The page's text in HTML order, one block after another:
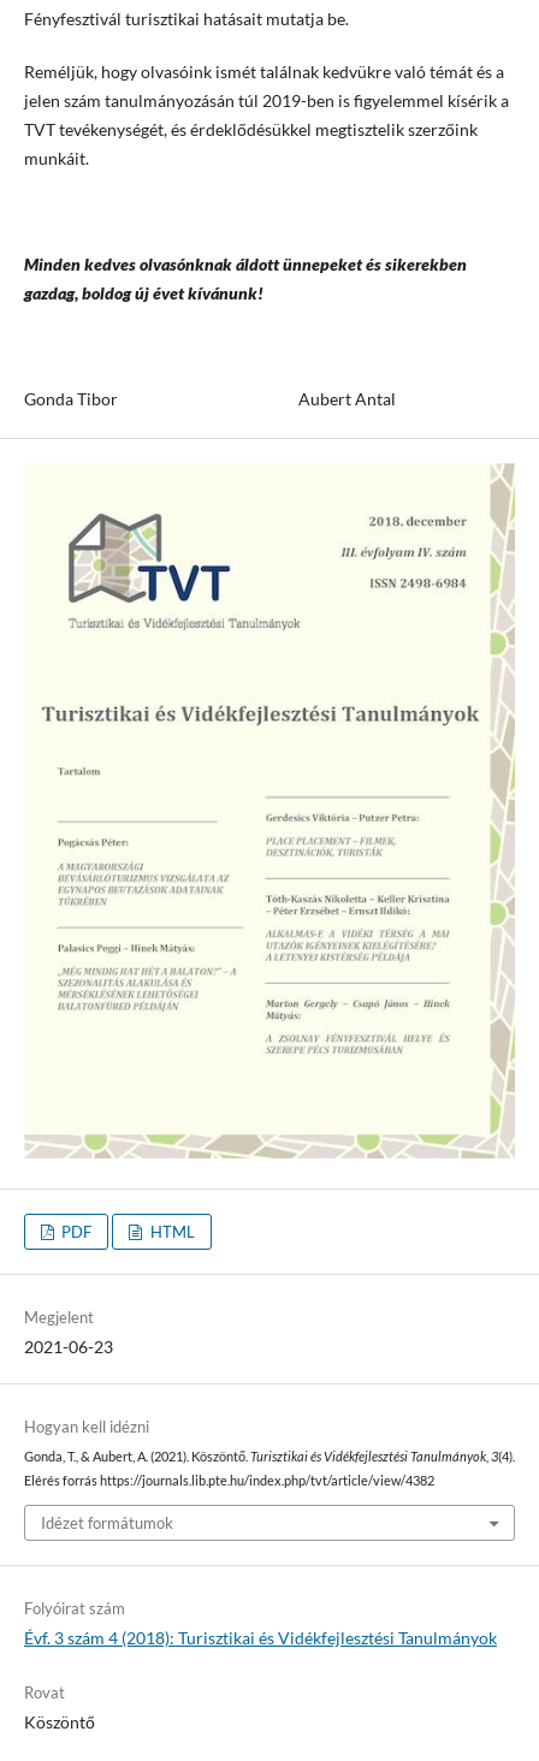
Fényfesztivál turisztikai hatásait mutatja be.
Reméljük, hogy olvasóink ismét találnak kedvükre való témát és a
jelen szám tanulmányozásán túl 2019-ben is figyelemmel kísérik a
TVT tevékenységét, és érdeklődésükkel megtisztelik szerzőink
munkáit.
Minden kedves olvasónknak áldott ünnepeket és sikerekben
gazdag, boldog új évet kívánunk!
Gonda Tibor Aubert Antal
PDF HTML
Megjelent
2021-06-23
Hogyan kell idézni
Gonda, T., & Aubert, A. (2021). Köszöntő. Turisztikai és Vidékfejlesztési Tanulmányok, 3(4).
Elérés forrás https://journals.lib.pte.hu/index.php/tvt/article/view/4382
Idézet formátumok
Folyóirat szám
Évf. 3 szám 4 (2018): Turisztikai és Vidékfejlesztési Tanulmányok
Rovat
Köszöntő